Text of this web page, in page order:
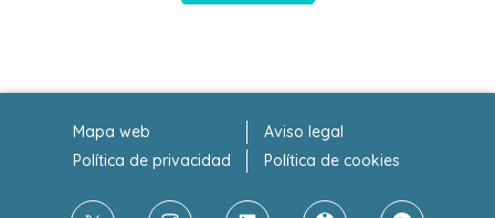
Mapa web
Aviso legal
Política de privacidad
Política de cookies